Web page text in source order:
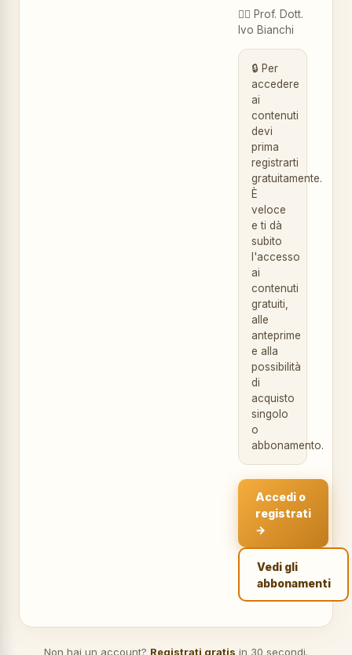
👨‍⚕️ Prof. Dott.
Ivo Bianchi
🔒 Per
accedere
ai
contenuti
devi
prima
registrarti
gratuitamente.
È
veloce
e ti dà
subito
l'accesso
ai
contenuti
gratuiti,
alle
anteprime
e alla
possibilità
di
acquisto
singolo
o
abbonamento.
Accedi o
registrati
→
Vedi gli
abbonamenti
Non hai un account? Registrati gratis in 30 secondi.